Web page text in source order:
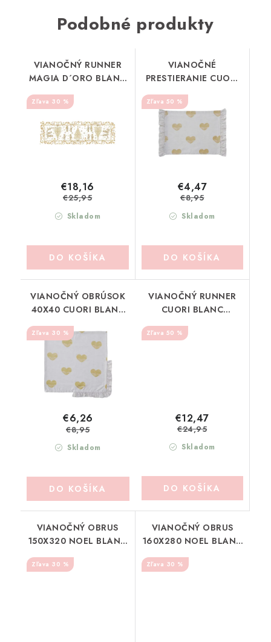
Podobné produkty
VIANOČNÝ RUNNER
MAGIA D´ORO BLANC
MARICLO (A39153)
30 %
Skladom
€18,16
€25,95
DO KOŠÍKA
VIANOČNÉ
PRESTIERANIE CUORI
BLANC MARICLO
(A38617)
50 %
Skladom
€4,47
€8,95
DO KOŠÍKA
VIANOČNÝ OBRÚSOK
40X40 CUORI BLANC
30 %
Skladom
€6,26
€8,95
DO KOŠÍKA
VIANOČNÝ RUNNER
CUORI BLANC
50 %
Skladom
€12,47
€24,95
DO KOŠÍKA
VIANOČNÝ OBRUS
150X320 NOEL BLANC
MARICLO (A38322)
30 %
VIANOČNÝ OBRUS
160X280 NOEL BLANC
MARICLO (A38323)
30 %